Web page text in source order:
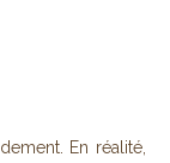
En réalité,